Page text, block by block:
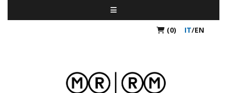
(0) IT/EN